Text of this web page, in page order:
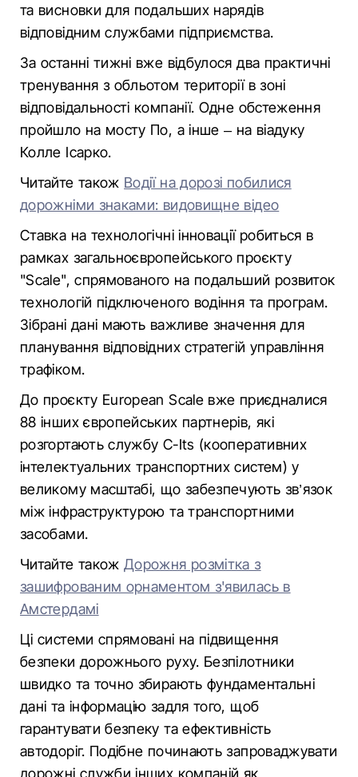
та висновки для подальших нарядів
відповідним службами підприємства.
За останні тижні вже відбулося два практичні
тренування з обльотом території в зоні
відповідальності компанії. Одне обстеження
пройшло на мосту По, а інше – на віадуку
Колле Ісарко.
Читайте також Водії на дорозі побилися
дорожніми знаками: видовищне відео
Ставка на технологічні інновації робиться в
рамках загальноєвропейського проєкту
"Scale", спрямованого на подальший розвиток
технологій підключеного водіння та програм.
Зібрані дані мають важливе значення для
планування відповідних стратегій управління
трафіком.
До проєкту European Scale вже приєдналися
88 інших європейських партнерів, які
розгортають службу C-Its (кооперативних
інтелектуальних транспортних систем) у
великому масштабі, що забезпечують зв’язок
між інфраструктурою та транспортними
засобами.
Читайте такожДорожня розмітка з
зашифрованим орнаментом з'явилась в
Амстердамі
Ці системи спрямовані на підвищення
безпеки дорожнього руху. Безпілотники
швидко та точно збирають фундаментальні
дані та інформацію задля того, щоб
гарантувати безпеку та ефективність
автодоріг. Подібне починають запроваджувати
дорожні служби інших компаній як